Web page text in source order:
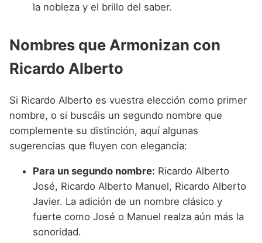
la nobleza y el brillo del saber.
Nombres que Armonizan con
Ricardo Alberto
Si Ricardo Alberto es vuestra elección como primer
nombre, o si buscáis un segundo nombre que
complemente su distinción, aquí algunas
sugerencias que fluyen con elegancia:
Para un segundo nombre: Ricardo Alberto
José, Ricardo Alberto Manuel, Ricardo Alberto
Javier. La adición de un nombre clásico y
fuerte como José o Manuel realza aún más la
sonoridad.